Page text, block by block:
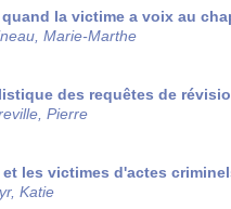
la victime a voix au
Marie-Marthe
des requêtes de
Pierre
les victimes d'actes
Katie